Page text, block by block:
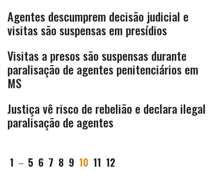
Agentes descumprem decisão judicial e
visitas são suspensas em presídios
Visitas a presos são suspensas durante
paralisação de agentes penitenciários em
MS
Justiça vê risco de rebelião e declara ilegal
paralisação de agentes
1 ... 5 6 7 8 9 10 11 12